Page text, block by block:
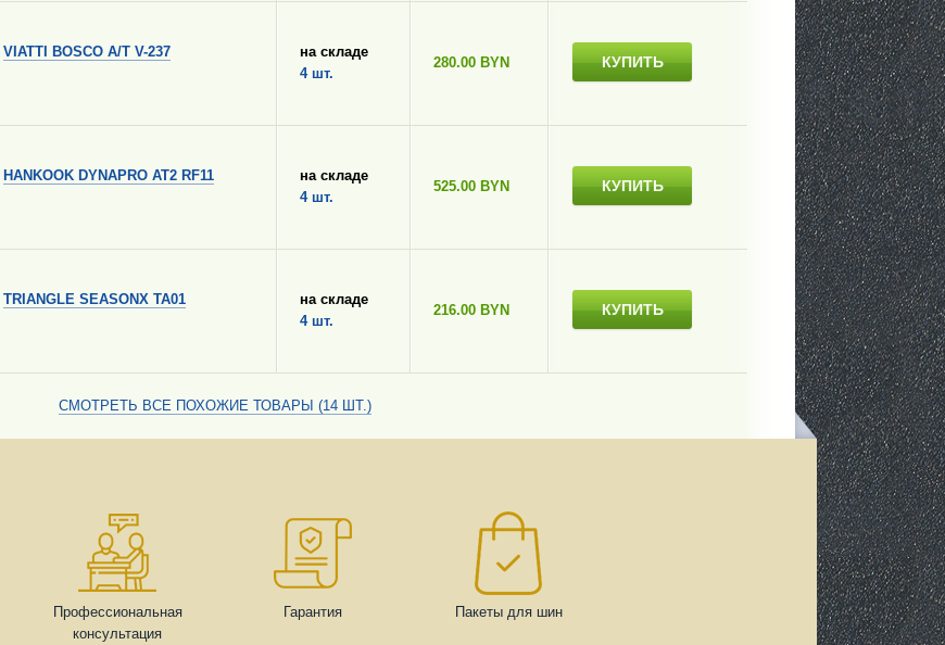
VIATTI BOSCO A/T V-237
на складе
4 шт.
280.00 BYN КУПИТЬ
HANKOOK DYNAPRO AT2 RF11
на складе
4 шт.
525.00 BYN КУПИТЬ
TRIANGLE SEASONX TA01
на складе
4 шт.
216.00 BYN КУПИТЬ
СМОТРЕТЬ ВСЕ ПОХОЖИЕ ТОВАРЫ (14 ШТ.)
Профессиональная
консультация
Гарантия Пакеты для шин